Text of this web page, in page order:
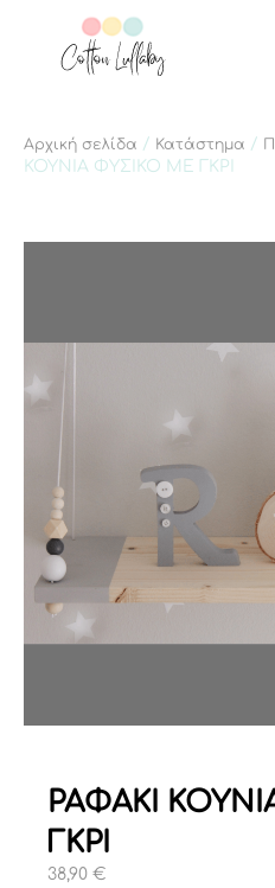
Αρχική σελίδα / Κατάστημα /
ΚΟΥΝΙΑ ΦΥΣΙΚΟ ΜΕ ΓΚΡΙ
ΡΑΦΑΚΙ
ΓΚΡΙ
38,90 €